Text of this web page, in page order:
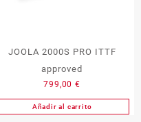
JOOLA 2000S PRO ITTF
approved
799,00€
Añadir al carrito